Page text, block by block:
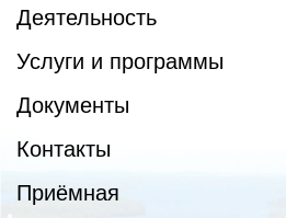
Деятельность
Услуги и программы
Документы
Контакты
Приёмная